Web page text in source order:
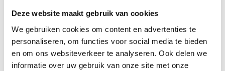
Deze website maakt gebruik van cookies
We gebruiken cookies om content en advertenties te
personaliseren, om functies voor social media te bieden
en om ons websiteverkeer te analyseren. Ook delen we
informatie over uw gebruik van onze site met onze